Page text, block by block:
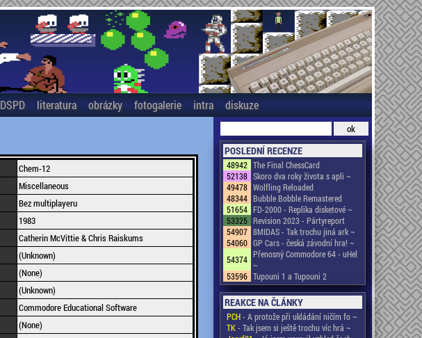
DSPD literatura obrázky fotogalerie intra diskuze
Chem-12
Miscellaneous
Bez multiplayeru
1983
Catherin McVittie & Chris Raiskums
(Unknown)
(None)
(Unknown)
Commodore Educational Software
(None)
POSLEDNÍ RECENZE
48942 The Final ChessCard
52138 Skoro dva roky života s apli ~
49478 Wolfling Reloaded
48344 Bubble Bobble Remastered
51654 FD-2000 - Replika disketové ~
53325 Revision 2023 - Pártyreport
54907 8MIDAS - Tak trochu jiná ark ~
54060 GP Cars - česká závodní hra! ~
54374 Přenosný Commodore 64 - uHel
~
53596 Tupouni 1 a Tupouni 2
REAKCE NA ČLÁNKY
PCH- A protože při ukládání ničím fo ~
TK- Tak jsem si ještě trochu víc hrá ~